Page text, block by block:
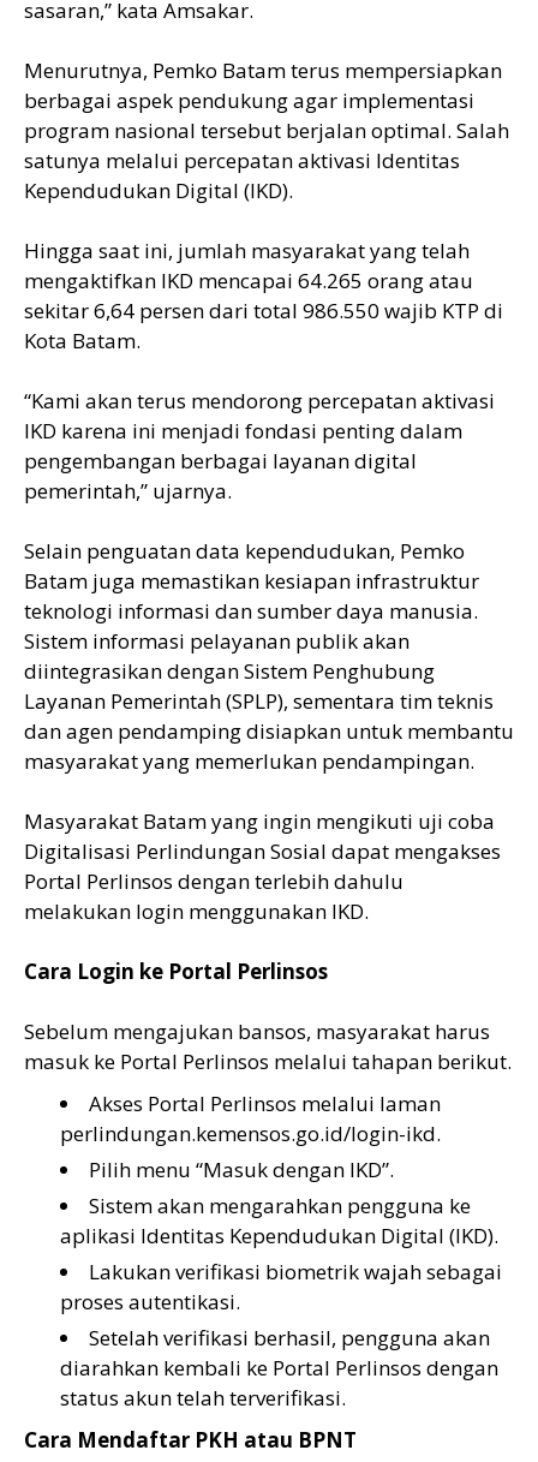
sasaran,” kata Amsakar.
Menurutnya, Pemko Batam terus mempersiapkan
berbagai aspek pendukung agar implementasi
program nasional tersebut berjalan optimal. Salah
satunya melalui percepatan aktivasi Identitas
Kependudukan Digital (IKD).
Hingga saat ini, jumlah masyarakat yang telah
mengaktifkan IKD mencapai 64.265 orang atau
sekitar 6,64 persen dari total 986.550 wajib KTP di
Kota Batam.
“Kami akan terus mendorong percepatan aktivasi
IKD karena ini menjadi fondasi penting dalam
pengembangan berbagai layanan digital
pemerintah,” ujarnya.
Selain penguatan data kependudukan, Pemko
Batam juga memastikan kesiapan infrastruktur
teknologi informasi dan sumber daya manusia.
Sistem informasi pelayanan publik akan
diintegrasikan dengan Sistem Penghubung
Layanan Pemerintah (SPLP), sementara tim teknis
dan agen pendamping disiapkan untuk membantu
masyarakat yang memerlukan pendampingan.
Masyarakat Batam yang ingin mengikuti uji coba
Digitalisasi Perlindungan Sosial dapat mengakses
Portal Perlinsos dengan terlebih dahulu
melakukan login menggunakan IKD.
Cara Login ke Portal Perlinsos
Sebelum mengajukan bansos, masyarakat harus
masuk ke Portal Perlinsos melalui tahapan berikut.
Akses Portal Perlinsos melalui laman
perlindungan.kemensos.go.id/login-ikd.
Pilih menu “Masuk dengan IKD”.
Sistem akan mengarahkan pengguna ke
aplikasi Identitas Kependudukan Digital (IKD).
Lakukan verifikasi biometrik wajah sebagai
proses autentikasi.
Setelah verifikasi berhasil, pengguna akan
diarahkan kembali ke Portal Perlinsos dengan
status akun telah terverifikasi.
Cara Mendaftar PKH atau BPNT